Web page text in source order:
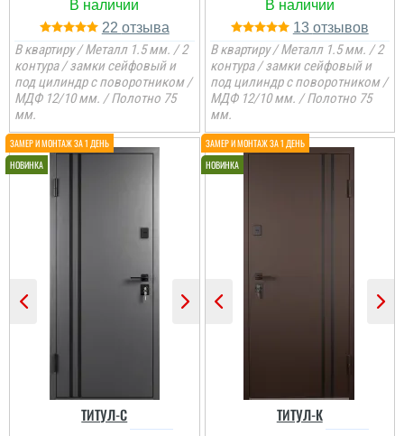
22
В квартиру / Металл 1.5 мм. / 2
контура / замки сейфовый и
под цилиндр с поворотником /
МДФ 12/10 мм. / Полотно 75
мм.
13
В квартиру / Металл 1.5 мм. / 2
контура / замки сейфовый и
под цилиндр с поворотником /
МДФ 12/10 мм. / Полотно 75
мм.
ТИТУЛ-C ТИТУЛ-К